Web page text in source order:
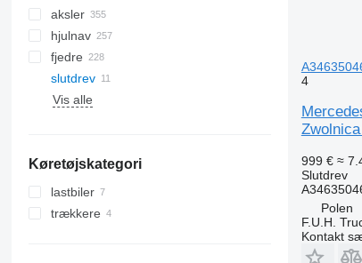
aksler
hjulnav
fjedre
slutdrev
Vis alle
Køretøjskategori
lastbiler
trækkere
4
999 € ≈
Slutdrev
Polen
F.U.H.
Kontakt